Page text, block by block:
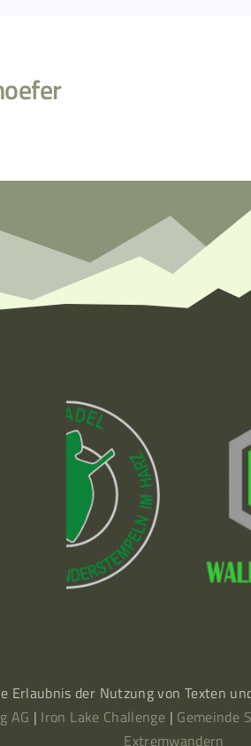
Erlaubnis der Nutzung von Texten
AG | Iron Lake Challenge | Gemeinde
Extremwandern